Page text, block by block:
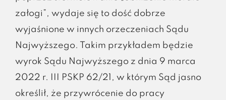
załogi”, wydaje się to dość dobrze
wyjaśnione w innych orzeczeniach Sądu
Najwyższego. Takim przykładem będzie
wyrok Sądu Najwyższego z dnia 9 marca
2022 r. III PSKP 62/21, w którym Sąd jasno
określił, że przywrócenie do pracy